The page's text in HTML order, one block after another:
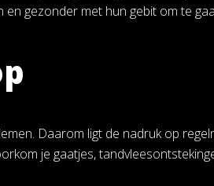
gezonder met hun gebit om te
Daarom ligt de nadruk op
je gaatjes,